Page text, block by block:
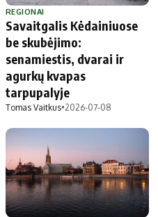
Panevėžio miesto
Šiaulių miesto
Alytaus miesto
Marijampolės
Autoriai
Kontaktai
Privatumo politika
REGIONAI
Savaitgalis Kėdainiuose
be skubėjimo:
senamiestis, dvarai ir
agurkų kvapas
tarpupalyje
Tomas Vaitkus•2026-07-08